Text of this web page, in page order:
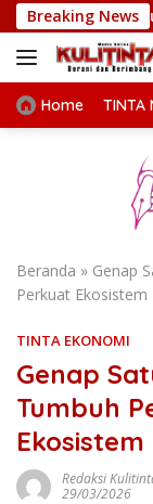
Langsung
ke
konten
Breaking News
Satu Bulan
Home TINTA
Beranda » Genap
Perkuat
TINTA EKONOMI
Genap
Tumbuh
Redaksi
29/03/2026